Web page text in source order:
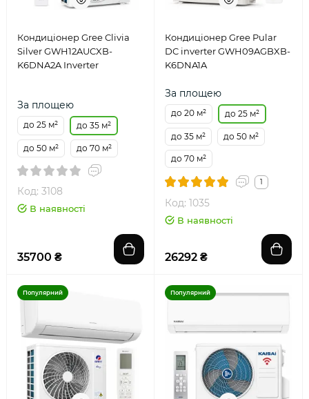
Кондиціонер Gree Clivia
Silver GWH12AUCXB-
K6DNA2A Inverter
За площею
до 25 м² до 35 м²
до 50 м² до 70 м²
Код: 3108
В наявності
35700 ₴
Кондиціонер Gree Pular
DC inverter GWH09AGBXB-
K6DNA1A
За площею
до 20 м² до 25 м²
до 35 м² до 50 м²
до 70 м²
1
Код: 1035
В наявності
26292 ₴
Популярний Популярний